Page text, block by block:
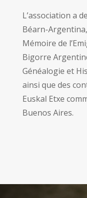
L’association a
Béarn-
Mémoire de
Bigorre
Généalogie et
ainsi que des
Euskal Etxe
Buenos Aires.